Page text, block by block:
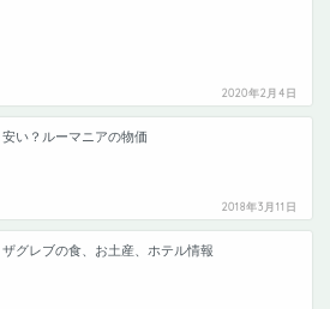
2020年2月4日
安い？ルーマニアの物価
2018年3月11日
ザグレブの食、お土産、ホテル情報